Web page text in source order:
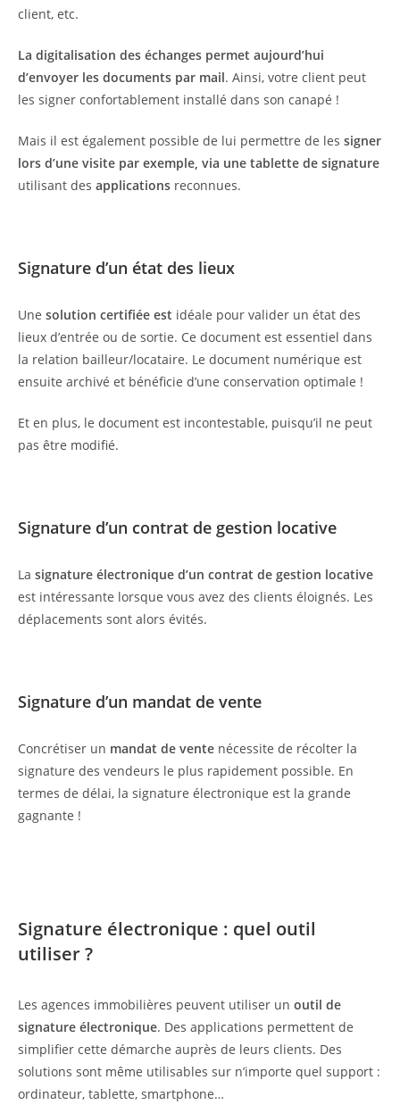
client, etc.
La digitalisation des échanges permet aujourd’hui
d’envoyer les documents par mail. Ainsi, votre client peut
les signer confortablement installé dans son canapé !
Mais il est également possible de lui permettre de les signer
lors d’une visite par exemple, via une tablette de signature
utilisant des applications reconnues.
Signature d’un état des lieux
Une solution certifiée est idéale pour valider un état des
lieux d’entrée ou de sortie. Ce document est essentiel dans
la relation bailleur/locataire. Le document numérique est
ensuite archivé et bénéficie d’une conservation optimale !
Et en plus, le document est incontestable, puisqu’il ne peut
pas être modifié.
Signature d’un contrat de gestion locative
La signature électronique d’un contrat de gestion locative
est intéressante lorsque vous avez des clients éloignés. Les
déplacements sont alors évités.
Signature d’un mandat de vente
Concrétiser un mandat de vente nécessite de récolter la
signature des vendeurs le plus rapidement possible. En
termes de délai, la signature électronique est la grande
gagnante !
Signature électronique : quel outil
utiliser ?
Les agences immobilières peuvent utiliser un outil de
signature électronique. Des applications permettent de
simplifier cette démarche auprès de leurs clients. Des
solutions sont même utilisables sur n’importe quel support :
ordinateur, tablette, smartphone…